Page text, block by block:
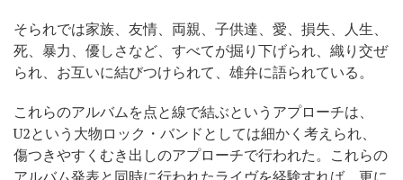
そられでは家族、友情、両親、子供達、愛、損失、人生、
死、暴力、優しさなど、すべてが掘り下げられ、織り交ぜ
られ、お互いに結びつけられて、雄弁に語られている。
これらのアルバムを点と線で結ぶというアプローチは、
U2という大物ロック・バンドとしては細かく考えられ、
傷つきやすくむき出しのアプローチで行われた。これらの